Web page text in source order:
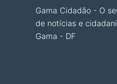
Gama Cidadão - O
de notícias e
Gama - DF